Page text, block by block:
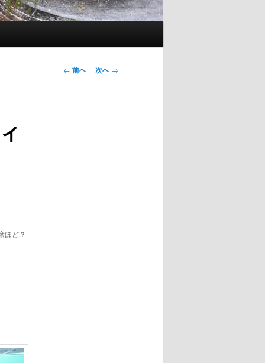
投稿ナビゲー
← 前へ 次へ→
ほど？